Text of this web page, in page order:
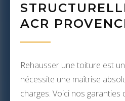
ACR
Rehausser une toiture est
nécessite une maîtrise
charges. Voici nos